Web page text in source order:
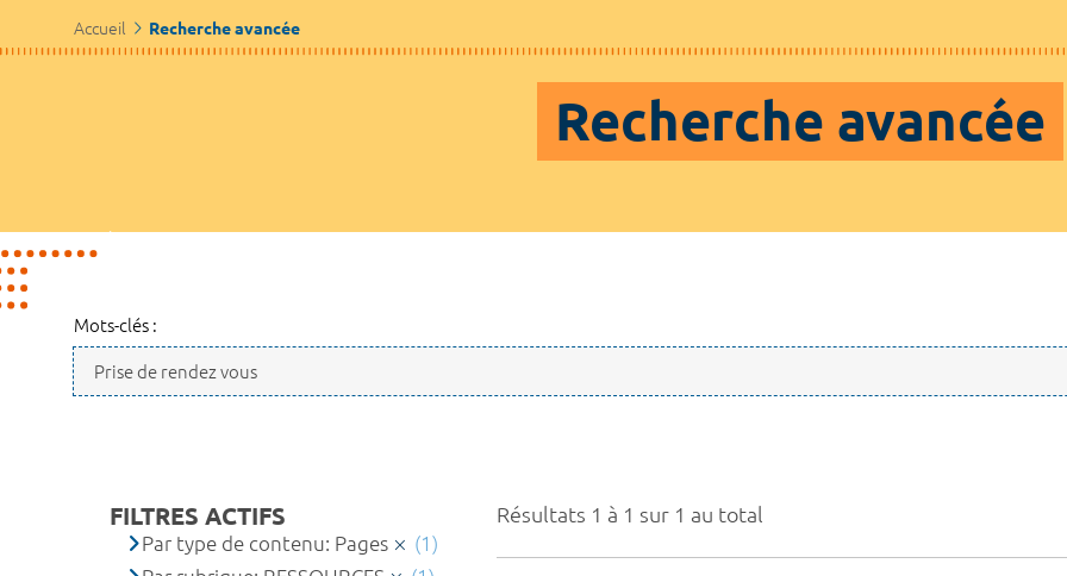
Accueil Recherche avancée
Recherche avancée
Mots-clés :
Résultats 1 à 1 sur 1 au total
FILTRES ACTIFS
Par type de contenu: Pages
(1)